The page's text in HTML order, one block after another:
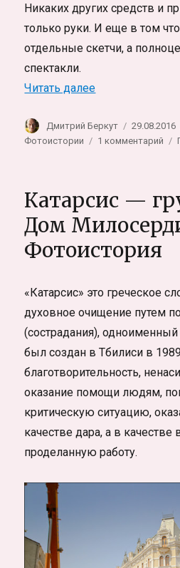
Никаких других средств и
только руки. И еще в том
отдельные скетчи, а
спектакли.
Читать далее««Будругана
Автор
Дмитрий Беркут 29.08.2016
Фотоистории
1 комментарий
—
Катарсис —
Дом
Фотоистория
«Катарсис» это греческое
духовное очищение путем
(сострадания),
был создан в Тбилиси в
благотворительность,
оказание помощи людям,
критическую ситуацию,
качестве дара, а в качестве
проделанную работу.